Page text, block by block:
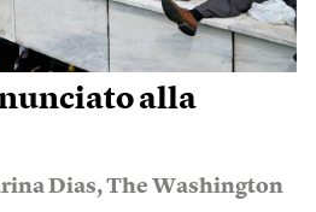
alla
Dias,The Washington